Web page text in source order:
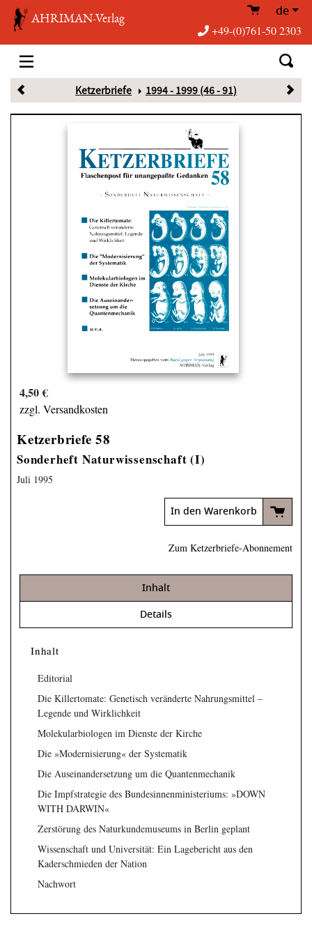
AHRIMAN-Verlag de
+49-(0)761-50 2303
Ketzerbriefe 1994 - 1999 (46 - 91)
4,50 €
zzgl. Versandkosten
Ketzerbriefe 58
Sonderheft Naturwissenschaft (I)
Juli 1995
In den Warenkorb
Zum Ketzerbriefe-Abonnement
Inhalt
Details
Inhalt
Editorial
Die Killertomate: Genetisch veränderte Nahrungsmittel –
Legende und Wirklichkeit
Molekularbiologen im Dienste der Kirche
Die »Modernisierung« der Systematik
Die Auseinandersetzung um die Quantenmechanik
Die Impfstrategie des Bundesinnenministeriums: »DOWN
WITH DARWIN«
Zerstörung des Naturkundemuseums in Berlin geplant
Wissenschaft und Universität: Ein Lagebericht aus den
Kaderschmieden der Nation
Nachwort